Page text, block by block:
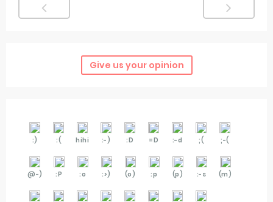
Give us your opinion
:) :( hihi :-) :D =D :-d ;( ;-(
@-) :P :o :>) (o) :p (p) :-s (m)